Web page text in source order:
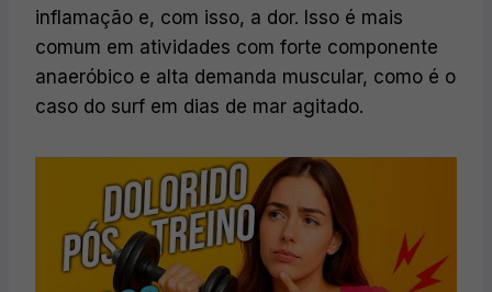
inflamação e, com isso, a dor. Isso é mais
comum em atividades com forte componente
anaeróbico e alta demanda muscular, como é o
caso do surf em dias de mar agitado.